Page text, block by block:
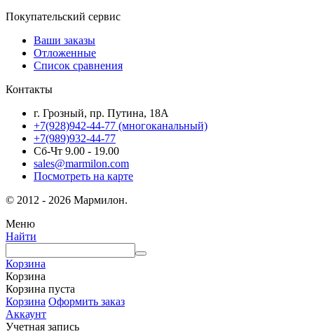
Покупательский сервис
Ваши заказы
Отложенные
Список сравнения
Контакты
г. Грозный, пр. Путина, 18А
+7(928)942-44-77 (многоканальный)
+7(989)932-44-77
Сб-Чт 9.00 - 19.00
sales@marmilon.com
Посмотреть на карте
© 2012 - 2026 Мармилон.
Меню
Найти
Корзина
Корзина
Корзина пуста
Корзина Оформить заказ
Аккаунт
Учетная запись